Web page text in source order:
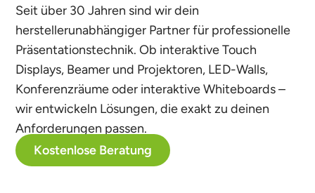
Seit über 30 Jahren sind wir dein
herstellerunabhängiger Partner für professionelle
Präsentationstechnik. Ob interaktive Touch
Displays, Beamer und Projektoren, LED-Walls,
Konferenzräume oder interaktive Whiteboards –
wir entwickeln Lösungen, die exakt zu deinen
Anforderungen passen.
Kostenlose Beratung